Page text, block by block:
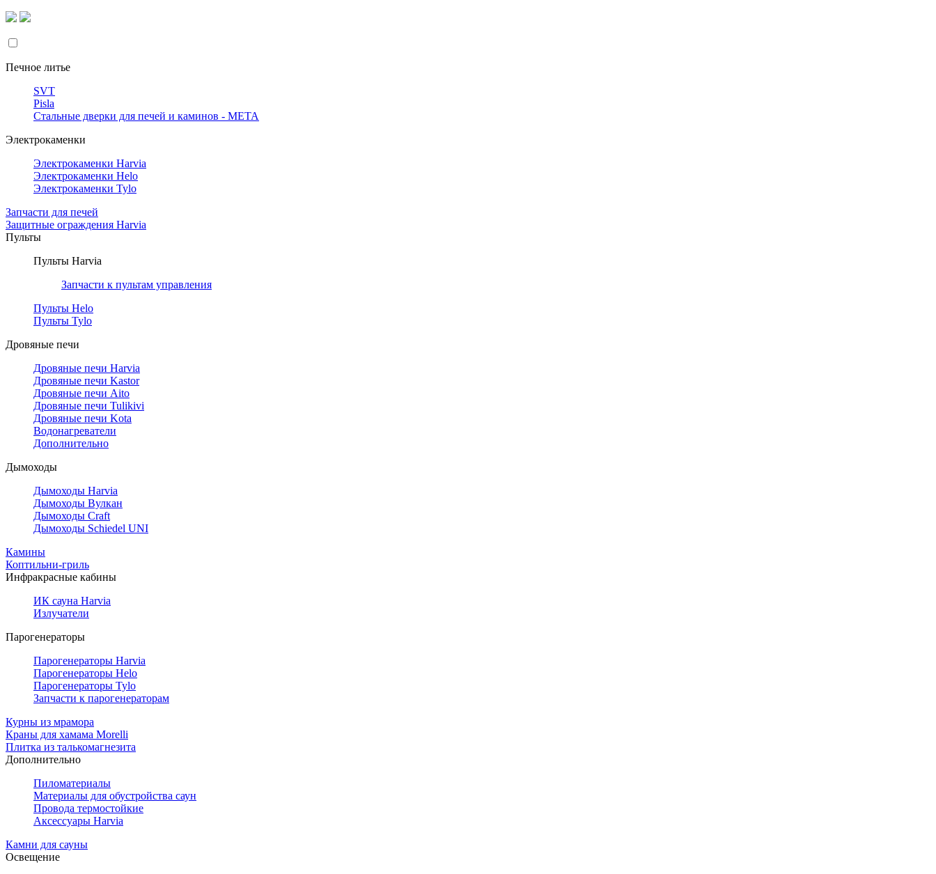
Печное литье
SVT
Pisla
Стальные дверки для печей и каминов - META
Электрокаменки
Электрокаменки Harvia
Электрокаменки Helo
Электрокаменки Tylo
Запчасти для печей
Защитные ограждения Harvia
Пульты
Пульты Harvia
Запчасти к пультам управления
Пульты Helo
Пульты Tylo
Дровяные печи
Дровяные печи Harvia
Дровяные печи Kastor
Дровяные печи Aito
Дровяные печи Tulikivi
Дровяные печи Kota
Водонагреватели
Дополнительно
Дымоходы
Дымоходы Harvia
Дымоходы Вулкан
Дымоходы Craft
Дымоходы Schiedel UNI
Камины
Коптильни-гриль
Инфракрасные кабины
ИК сауна Harvia
Излучатели
Парогенераторы
Парогенераторы Harvia
Парогенераторы Helo
Парогенераторы Tylo
Запчасти к парогенераторам
Курны из мрамора
Краны для хамама Morelli
Плитка из талькомагнезита
Дополнительно
Пиломатериалы
Материалы для обустройства саун
Провода термостойкие
Аксессуары Harvia
Камни для сауны
Освещение